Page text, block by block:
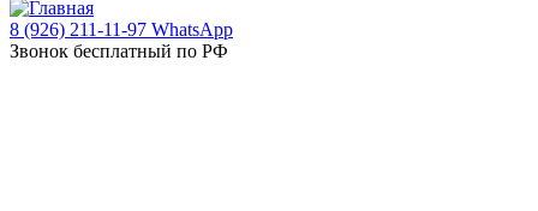
8 (926) 211-11-97 WhatsApp
Звонок бесплатный по РФ